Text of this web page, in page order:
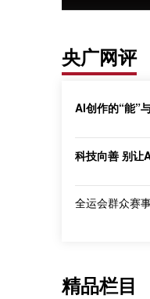
央广网评
AI创作的“能”
科技向善 别让
全运会群众赛
精品栏目